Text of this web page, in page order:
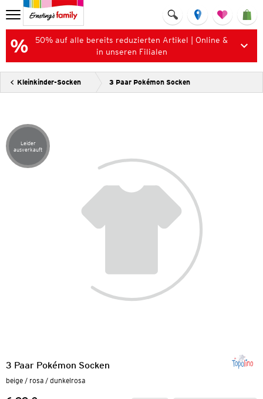
50% auf alle bereits reduzierten Artikel | Online &
in unseren Filialen
Kleinkinder-Socken 3 Paar Pokémon Socken
Artikel leider ausverkauft
Leider
ausverkauft
3 Paar Pokémon Socken
beige / rosa / dunkelrosa